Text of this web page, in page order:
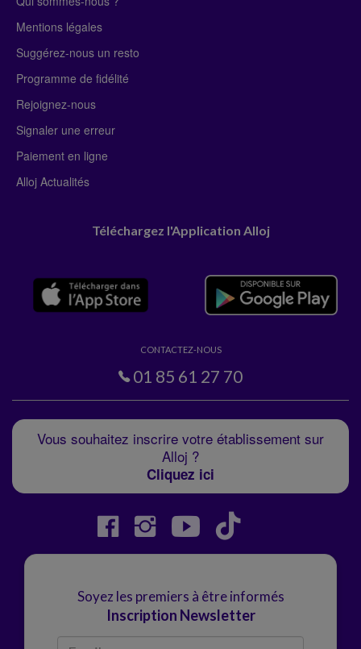
Mentions légales
Suggérez-nous un resto
Programme de fidélité
Rejoignez-nous
Signaler une erreur
Paiement en ligne
Alloj Actualités
Téléchargez l'Application Alloj
CONTACTEZ-NOUS
01 85 61 27 70
Vous souhaitez inscrire votre établissement sur
Alloj ?
Cliquez ici
Soyez les premiers à être informés
Inscription Newsletter